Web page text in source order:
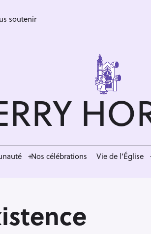
soutenir
Nos célébrations Vie de l’Église